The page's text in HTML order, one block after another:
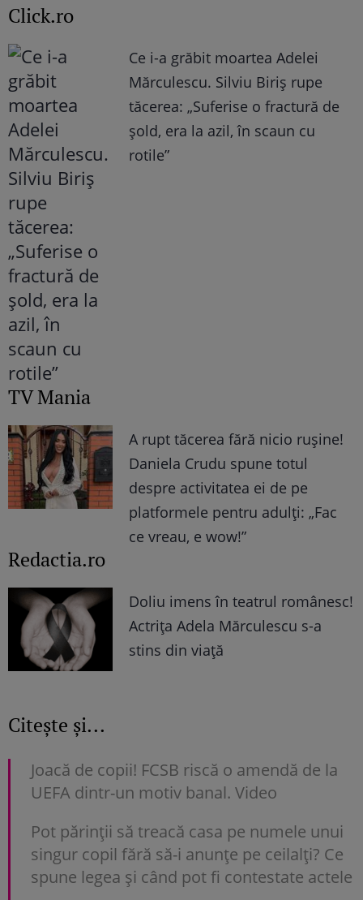
Click.ro
Ce i-a grăbit moartea Adelei
Mărculescu. Silviu Biriș rupe
tăcerea: „Suferise o fractură de
șold, era la azil, în scaun cu
rotile”
TV Mania
A rupt tăcerea fără nicio rușine!
Daniela Crudu spune totul
despre activitatea ei de pe
platformele pentru adulți: „Fac
ce vreau, e wow!”
Redactia.ro
Doliu imens în teatrul românesc!
Actrița Adela Mărculescu s-a
stins din viață
Citește și...
Joacă de copii! FCSB riscă o amendă de la
UEFA dintr-un motiv banal. Video
Pot părinții să treacă casa pe numele unui
singur copil fără să-i anunțe pe ceilalți? Ce
spune legea și când pot fi contestate actele